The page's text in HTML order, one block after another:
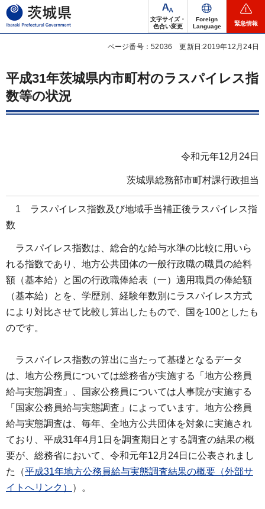
茨城県
文字サイズ・
色合い変更
Foreign
Language
緊急情報
ページ番号：52036 更新日:2019年12月24日
平成31年茨城県内市町村のラスパイレス指
数等の状況
令和元年12月24日
茨城県総務部市町村課行政担当
1 ラスパイレス指数及び地域手当補正後ラスパイレス指
数
ラスパイレス指数は、総合的な給与水準の比較に用いら
れる指数であり、地方公共団体の一般行政職の職員の給料
額（基本給）と国の行政職俸給表（一）適用職員の俸給額
（基本給）とを、学歴別、経験年数別にラスパイレス方式
により対比させて比較し算出したもので、国を100としたも
のです。
ラスパイレス指数の算出に当たって基礎となるデータ
は、地方公務員については総務省が実施する「地方公務員
給与実態調査」、国家公務員については人事院が実施する
「国家公務員給与実態調査」によっています。地方公務員
給与実態調査は、毎年、全地方公共団体を対象に実施され
ており、平成31年4月1日を調査期日とする調査の結果の概
要が、総務省において、令和元年12月24日に公表されまし
た
（平成31年地方公務員給与実態調査結果の概要（外部サ
イトへリンク）
）。